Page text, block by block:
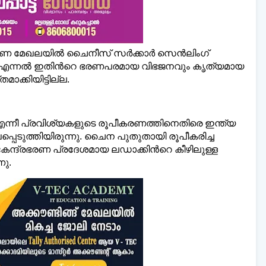
മേഖലയില്‍ ചൈനീസ് സർക്കാർ സെൻലിംഗ്
എന്നല്‍ ഇതിന്‍റെ ഭരണപരമായ വിഭജനവും കൃത്യമായ
പ്രവിശ്യകളുടെ രൂപീകരണത്തിനെതിരെ ഇന്ത്യ
ചൈന പുതുതായി രൂപീകരിച്ച
പ്രദേശമായ ലഡാക്കിന്‍റെ കീഴിലുള്ള